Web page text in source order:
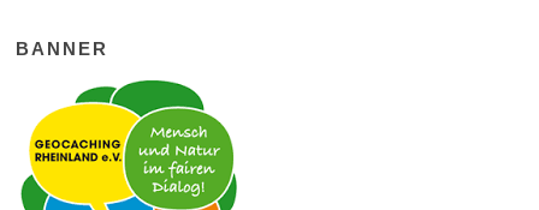
BANNER